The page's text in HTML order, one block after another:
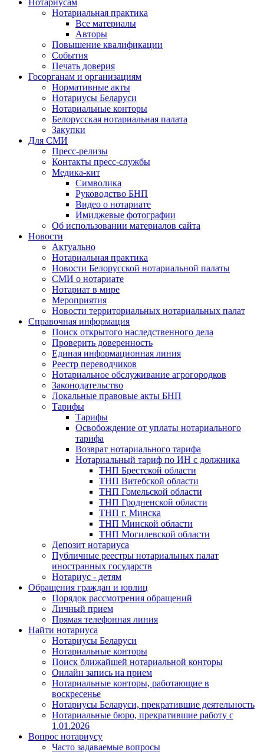
Нотариусам
Нотариальная практика
Все материалы
Авторы
Повышение квалификации
События
Печать доверия
Госорганам и организациям
Нормативные акты
Нотариусы Беларуси
Нотариальные конторы
Белорусская нотариальная палата
Закупки
Для СМИ
Пресс-релизы
Контакты пресс-службы
Медика-кит
Символика
Руководство БНП
Видео о нотариате
Имиджевые фотографии
Об использовании материалов сайта
Новости
Актуально
Нотариальная практика
Новости Белорусской нотариальной палаты
СМИ о нотариате
Нотариат в мире
Мероприятия
Новости территориальных нотариальных палат
Справочная информация
Поиск открытого наследственного дела
Проверить доверенность
Единая информационная линия
Реестр переводчиков
Нотариальное обслуживание агрогородков
Законодательство
Локальные правовые акты БНП
Тарифы
Тарифы
Освобождение от уплаты нотариального
тарифа
Возврат нотариального тарифа
Нотариальный тариф по ИН с должника
ТНП Брестской области
ТНП Витебской области
ТНП Гомельской области
ТНП Гродненской области
ТНП г. Минска
ТНП Минской области
ТНП Могилевской области
Депозит нотариуса
Публичные реестры нотариальных палат
иностранных государств
Нотариус - детям
Обращения граждан и юрлиц
Порядок рассмотрения обращений
Личный прием
Прямая телефонная линия
Найти нотариуса
Нотариусы Беларуси
Нотариальные конторы
Поиск ближайшей нотариальной конторы
Онлайн запись на прием
Нотариальные конторы, работающие в
воскресенье
Нотариусы Беларуси, прекратившие деятельность
Нотариальные бюро, прекратившие работу с
1.01.2026
Вопрос нотариусу
Часто задаваемые вопросы